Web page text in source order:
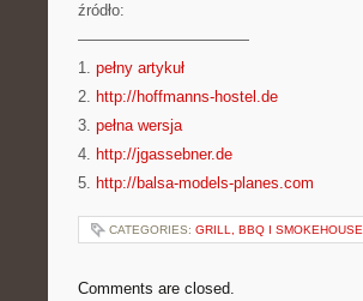
źródło:
———————————
1. pełny artykuł
2. http://hoffmanns-hostel.de
3. pełna wersja
4. http://jgassebner.de
5. http://balsa-models-planes.com
CATEGORIES: GRILL, BBQ I SMOKEHOUSE
Comments are closed.